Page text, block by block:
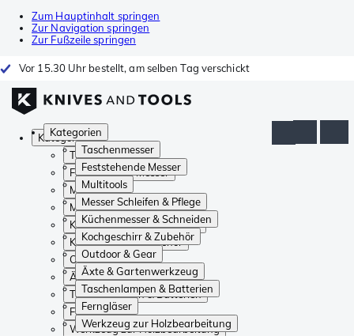
Zum Hauptinhalt springen
Zur Navigation springen
Zur Fußzeile springen
Vor 15.30 Uhr bestellt, am selben Tag verschickt
Kategorien
Taschenmesser
Feststehende Messer
Multitools
Messer Schleifen & Pflege
Küchenmesser & Schneiden
Kochgeschirr & Zubehör
Outdoor & Gear
Äxte & Gartenwerkzeug
Taschenlampen & Batterien
Ferngläser
Werkzeug zur Holzbearbeitung
Kategorien
Taschenmesser
Feststehende Messer
Multitools
Messer Schleifen & Pflege
Küchenmesser & Schneiden
Kochgeschirr & Zubehör
Outdoor & Gear
Äxte & Gartenwerkzeug
Taschenlampen & Batterien
Ferngläser
Werkzeug zur Holzbearbeitung